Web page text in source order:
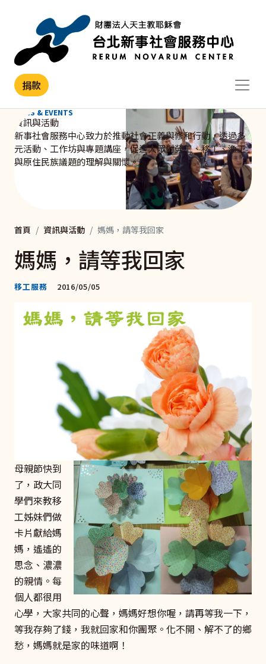
捐款
NEWS & EVENTS
資訊與活動
新事社會服務中心致力於推動社會正義與修和行動，透過多
元活動、工作坊與專題講座，促進大眾對勞工、移工、漁工
與原住民族議題的理解與關懷。
首頁 資訊與活動 媽媽，請等我回家
媽媽，請等我回家
移工服務 2016/05/05
母親節快到
了，政大同
學們來教移
工姊妹們做
卡片獻給媽
媽，遙遙的
思念、濃濃
的親情。每
個人都很用
心學，大家共同的心聲，媽媽好想你喔，請再等我一下，
等我存夠了錢，我就回家和你團聚。化不開、解不了的鄉
愁，媽媽就是家的味道啊！